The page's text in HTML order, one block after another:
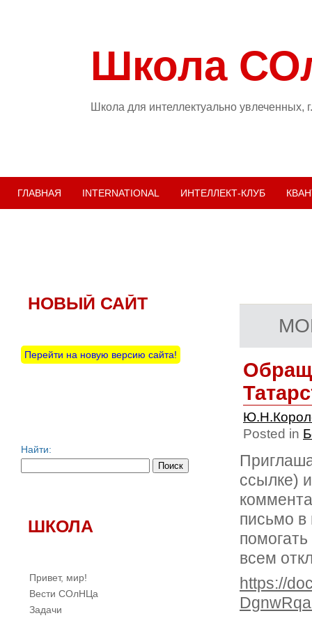
Школа
Школа для интеллектуально увлеченных,
ГЛАВНАЯ INTERNATIONAL ИНТЕЛЛЕКТ-КЛУБ
Posted in
ссылке)
письмо
всем
https://
НОВЫЙ САЙТ
Перейти на новую версию сайта!
Найти:
ШКОЛА
Привет, мир!
Вести СОлНЦа
Задачи